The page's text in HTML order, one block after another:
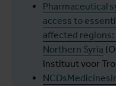
Pharmaceutical
access to
affected
Northern Syria
Instituut voor